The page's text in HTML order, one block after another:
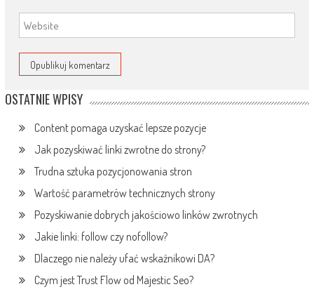
OSTATNIE WPISY
Content pomaga uzyskać lepsze pozycje
Jak pozyskiwać linki zwrotne do strony?
Trudna sztuka pozycjonowania stron
Wartość parametrów technicznych strony
Pozyskiwanie dobrych jakościowo linków zwrotnych
Jakie linki: follow czy nofollow?
Dlaczego nie należy ufać wskaźnikowi DA?
Czym jest Trust Flow od Majestic Seo?